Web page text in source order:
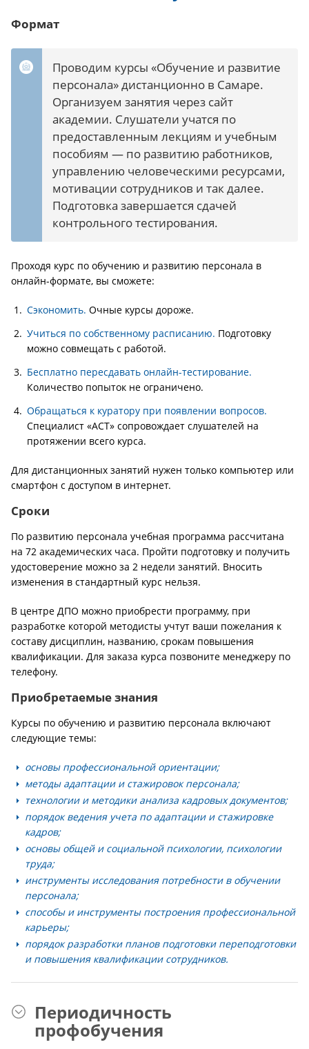
Формат
Проводим курсы «Обучение и развитие
персонала» дистанционно в Самаре.
Организуем занятия через сайт
академии. Слушатели учатся по
предоставленным лекциям и учебным
пособиям — по развитию работников,
управлению человеческими ресурсами,
мотивации сотрудников и так далее.
Подготовка завершается сдачей
контрольного тестирования.
Проходя курс по обучению и развитию персонала в
онлайн-формате, вы сможете:
Сэкономить. Очные курсы дороже.
Учиться по собственному расписанию. Подготовку
можно совмещать с работой.
Бесплатно пересдавать онлайн-тестирование.
Количество попыток не ограничено.
Обращаться к куратору при появлении вопросов.
Специалист «АСТ» сопровождает слушателей на
протяжении всего курса.
Для дистанционных занятий нужен только компьютер или
смартфон с доступом в интернет.
Сроки
По развитию персонала учебная программа рассчитана
на 72 академических часа. Пройти подготовку и получить
удостоверение можно за 2 недели занятий. Вносить
изменения в стандартный курс нельзя.
В центре ДПО можно приобрести программу, при
разработке которой методисты учтут ваши пожелания к
составу дисциплин, названию, срокам повышения
квалификации. Для заказа курса позвоните менеджеру по
телефону.
Приобретаемые знания
Курсы по обучению и развитию персонала включают
следующие темы:
основы профессиональной ориентации;
методы адаптации и стажировок персонала;
технологии и методики анализа кадровых документов;
порядок ведения учета по адаптации и стажировке
кадров;
основы общей и социальной психологии, психологии
труда;
инструменты исследования потребности в обучении
персонала;
способы и инструменты построения профессиональной
карьеры;
порядок разработки планов подготовки переподготовки
и повышения квалификации сотрудников.
Периодичность
профобучения